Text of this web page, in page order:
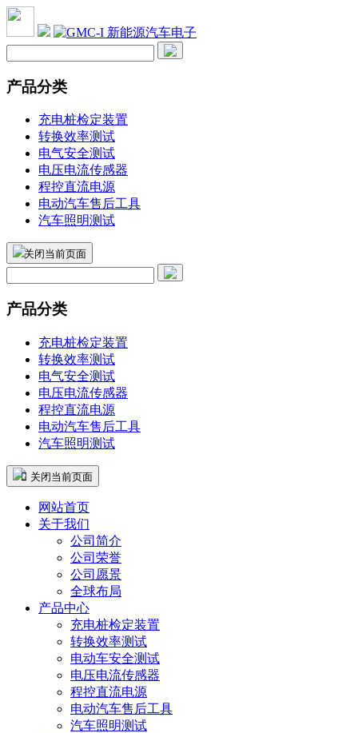
产品分类
充电桩检定装置
转换效率测试
电气安全测试
电压电流传感器
程控直流电源
电动汽车售后工具
汽车照明测试
关闭当前页面
产品分类
充电桩检定装置
转换效率测试
电气安全测试
电压电流传感器
程控直流电源
电动汽车售后工具
汽车照明测试
 关闭当前页面
网站首页
关于我们
公司简介
公司荣誉
公司愿景
全球布局
产品中心
充电桩检定装置
转换效率测试
电动车安全测试
电压电流传感器
程控直流电源
电动汽车售后工具
汽车照明测试